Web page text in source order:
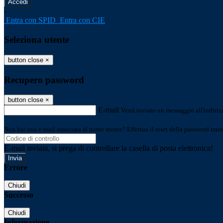
-
Entra con SPID Entra con CIE
Seleziona utente
button close ×
Recupero password
button close ×
E-mail Verrà inviato un messaggio
Non hai una e-mail associata al nome utente? Effettua il reset della password
E-mail inviata, si prega di controllare la casella di posta elettronica!
Errore
Chiudi
Successo
Chiudi